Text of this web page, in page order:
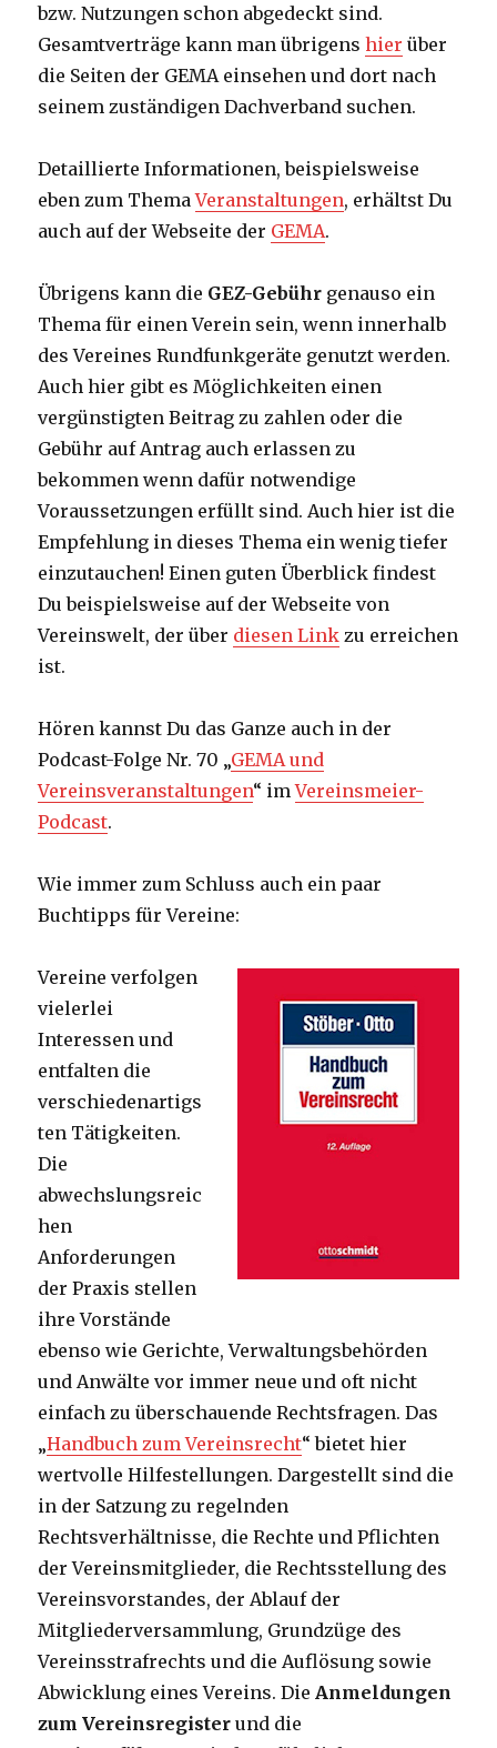
bzw. Nutzungen schon abgedeckt sind.
Gesamtverträge kann man übrigenshier über
die Seiten der GEMA einsehen und dort nach
seinem zuständigen Dachverband suchen.
Detaillierte Informationen, beispielsweise
eben zum ThemaVeranstaltungen, erhältst Du
auch auf der Webseite der GEMA.
Übrigens kann die GEZ-Gebühr genauso ein
Thema für einen Verein sein, wenn innerhalb
des Vereines Rundfunkgeräte genutzt werden.
Auch hier gibt es Möglichkeiten einen
vergünstigten Beitrag zu zahlen oder die
Gebühr auf Antrag auch erlassen zu
bekommen wenn dafür notwendige
Voraussetzungen erfüllt sind. Auch hier ist die
Empfehlung in dieses Thema ein wenig tiefer
einzutauchen! Einen guten Überblick findest
Du beispielsweise auf der Webseite von
Vereinswelt, der über diesen Link zu erreichen
ist.
Hören kannst Du das Ganze auch in der
Podcast-Folge Nr. 70 „GEMA und
Vereinsveranstaltungen“ imVereinsmeier-
Podcast.
Wie immer zum Schluss auch ein paar
Buchtipps für Vereine:
Vereine verfolgen
vielerlei
Interessen und
entfalten die
verschiedenartigs
ten Tätigkeiten.
Die
abwechslungsreic
hen
Anforderungen
der Praxis stellen
ihre Vorstände
ebenso wie Gerichte, Verwaltungsbehörden
und Anwälte vor immer neue und oft nicht
einfach zu überschauende Rechtsfragen. Das
„Handbuch zum Vereinsrecht“ bietet hier
wertvolle Hilfestellungen. Dargestellt sind die
in der Satzung zu regelnden
Rechtsverhältnisse, die Rechte und Pflichten
der Vereinsmitglieder, die Rechtsstellung des
Vereinsvorstandes, der Ablauf der
Mitgliederversammlung, Grundzüge des
Vereinsstrafrechts und die Auflösung sowie
Abwicklung eines Vereins. Die Anmeldungen
zum Vereinsregister und die